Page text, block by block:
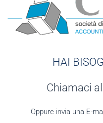
HAI
Chiamaci
Oppure invia una E-